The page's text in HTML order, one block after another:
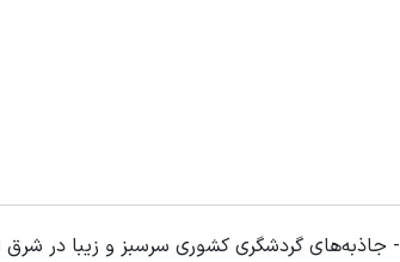
- جاذبه‌های گردشگری کشوری سرسبز و زیبا در شرق